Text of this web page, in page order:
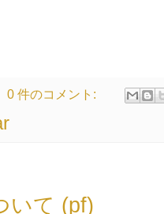
0 件のコメント:
いて (pf)